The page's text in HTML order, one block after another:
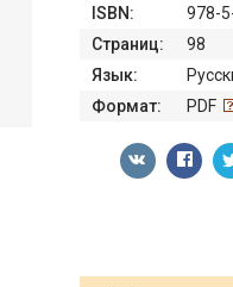
ISBN:
978-
Страниц:
98
Язык:
Формат:
PDF